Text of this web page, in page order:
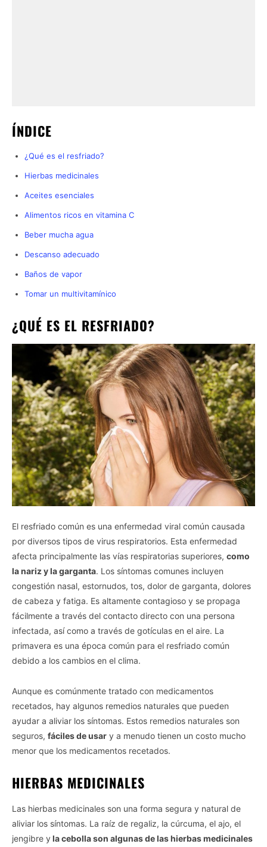
ÍNDICE
¿Qué es el resfriado?
Hierbas medicinales
Aceites esenciales
Alimentos ricos en vitamina C
Beber mucha agua
Descanso adecuado
Baños de vapor
Tomar un multivitamínico
¿QUÉ ES EL RESFRIADO?
El resfriado común es una enfermedad viral común causada
por diversos tipos de virus respiratorios. Esta enfermedad
afecta principalmente las vías respiratorias superiores, como
la nariz y la garganta. Los síntomas comunes incluyen
congestión nasal, estornudos, tos, dolor de garganta, dolores
de cabeza y fatiga. Es altamente contagioso y se propaga
fácilmente a través del contacto directo con una persona
infectada, así como a través de gotículas en el aire. La
primavera es una época común para el resfriado común
debido a los cambios en el clima.
Aunque es comúnmente tratado con medicamentos
recetados, hay algunos remedios naturales que pueden
ayudar a aliviar los síntomas. Estos remedios naturales son
seguros, fáciles de usar y a menudo tienen un costo mucho
menor que los medicamentos recetados.
HIERBAS MEDICINALES
Las hierbas medicinales son una forma segura y natural de
aliviar los síntomas. La raíz de regaliz, la cúrcuma, el ajo, el
jengibre y la cebolla son algunas de las hierbas medicinales